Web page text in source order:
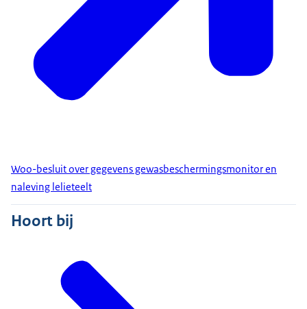
Woo-besluit over gegevens gewasbeschermingsmonitor en
naleving lelieteelt
Hoort bij